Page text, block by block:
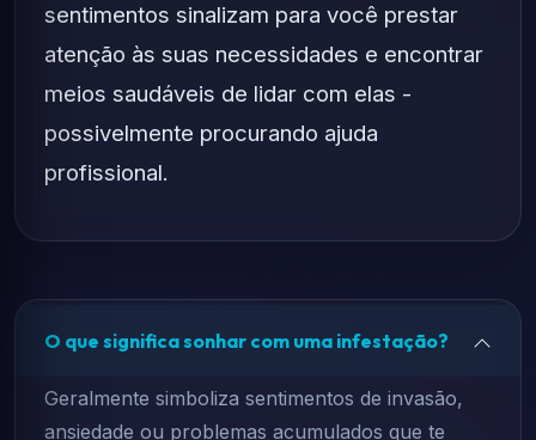
sentimentos sinalizam para você prestar
atenção às suas necessidades e encontrar
meios saudáveis ​​de lidar com elas -
possivelmente procurando ajuda
profissional.
O que significa sonhar com uma infestação?
Geralmente simboliza sentimentos de invasão,
ansiedade ou problemas acumulados que te